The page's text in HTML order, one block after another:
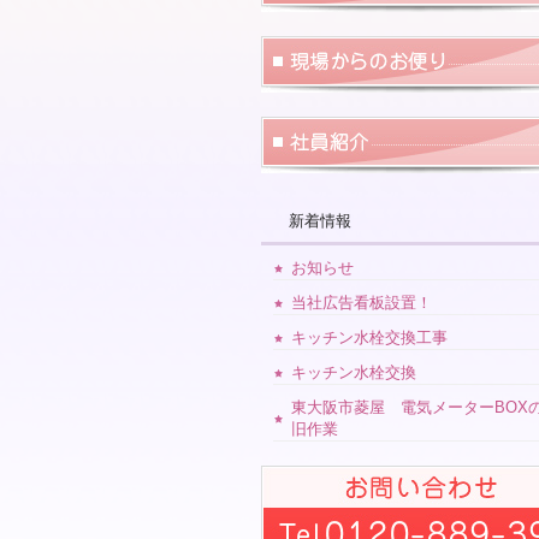
新着情報
お知らせ
当社広告看板設置！
キッチン水栓交換工事
キッチン水栓交換
東大阪市菱屋 電気メーターBOX
旧作業